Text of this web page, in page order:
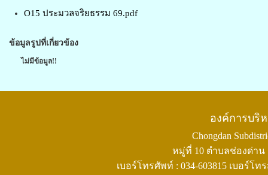
O15 ประมวลจริยธรรม 69.pdf
ข้อมูลรูปที่เกี่ยวข้อง
ไม่มีข้อมูล!!
องค์การบริ
Chongdan
หมู่ที่ 10 ตำบลช่องด่าน
เบอร์โทรศัพท์ : 034-603815 เบอร์โท